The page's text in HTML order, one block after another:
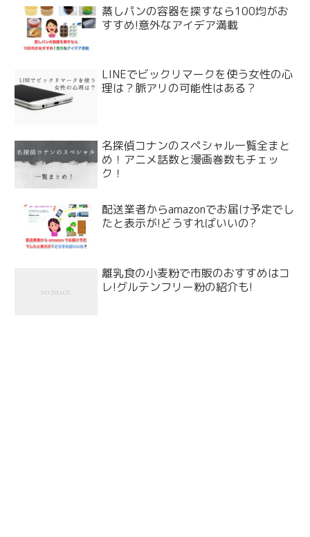
蒸しパンの容器を探すなら100均がお
すすめ!意外なアイデア満載
LINEでビックリマークを使う女性の心
理は？脈アリの可能性はある？
名探偵コナンのスペシャル一覧全まと
め！アニメ話数と漫画巻数もチェッ
ク！
配送業者からamazonでお届け予定でし
たと表示が!どうすればいいの?
離乳食の小麦粉で市販のおすすめはコ
レ!グルテンフリー粉の紹介も!